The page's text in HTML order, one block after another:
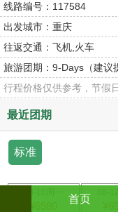
线路编号： 117584
出发城市： 重庆
往返交通： 飞机,火车
旅游团期： 9-Days（建议
行程价格仅供参考，节假
最近团期
标准
首页